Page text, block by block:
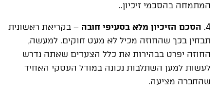
המתמחה בהסכמי זיכיון..
4. הסכם הזיכיון מלא בסעיפי חובה – בקריאת ראשונית
תבחין בכך שהחוזה מכיל לא מעט חוקים. למעשה,
החוזה יפרט בבהירות את כלל הצעדים שאתה נדרש
לעשות למען השתלבות נכונה במודל העסקי האחיד
שהחברה מציעה.